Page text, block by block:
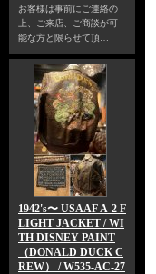
お客様は事前にご連絡の
上、ご来店、ご商談が可
能な方と限らせて頂…
1942's〜 USAAF A-2 F
LIGHT JACKET / WI
TH DISNEY PAINT
（DONALD DUCK C
REW） / W535-AC-27